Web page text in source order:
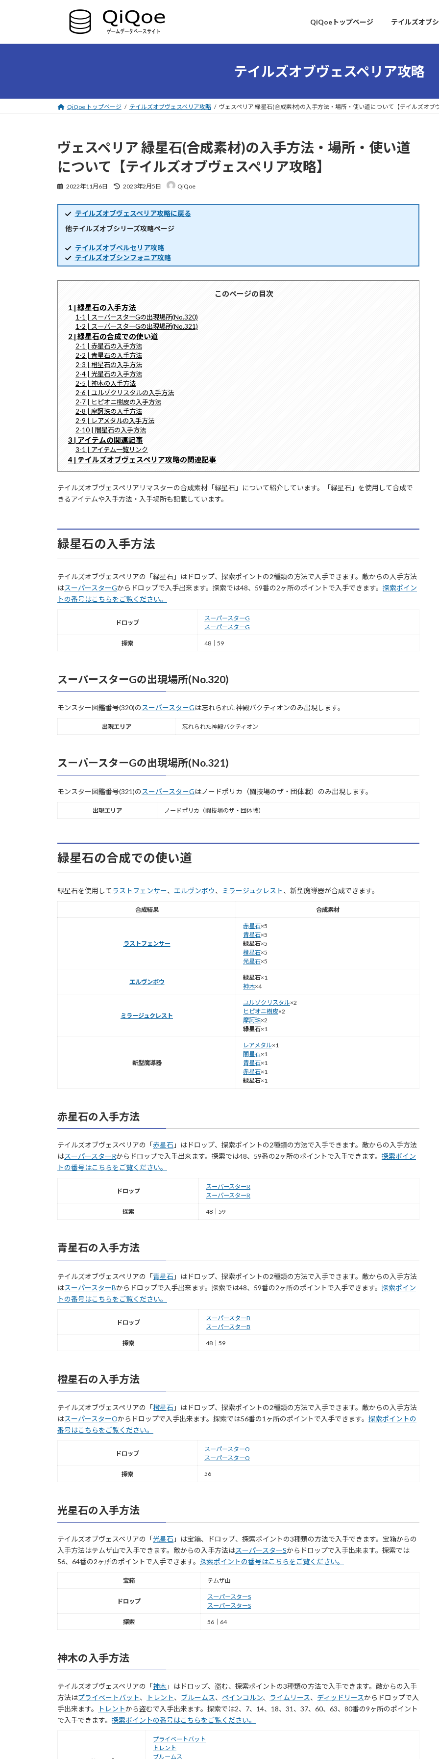
ツ
シ
QiQoeトップページ テイルズオブ
テイルズオブヴェスペリア攻略
QiQoe トップページ テイルズオブヴェスペリア攻略 ヴェスペリア 緑星石(合成素材)の入手方法・場所・使い道について【テイルズオブ
ヴェスペリア 緑星石(合成素材)の入手方法・場所・使い道
について【テイルズオブヴェスペリア攻略】
2022年11月6日
最
新
日
時
2023年2月5日 QiQoe
テイルズオブヴェスペリア攻略に戻る
他テイルズオブシリーズ攻略ページ
テイルズオブベルセリア攻略
テイルズオブシンフォニア攻略
このページの目次
1 | 緑星石の入手方法
1-1 | スーパースターGの出現場所(No.320)
1-2 | スーパースターGの出現場所(No.321)
2 | 緑星石の合成での使い道
2-1 | 赤星石の入手方法
2-2 | 青星石の入手方法
2-3 | 橙星石の入手方法
2-4 | 光星石の入手方法
2-5 | 神木の入手方法
2-6 | ユルゾクリスタルの入手方法
2-7 | ヒピオニ樹皮の入手方法
2-8 | 摩訶珠の入手方法
2-9 | レアメタルの入手方法
2-10 | 闇星石の入手方法
3 | アイテムの関連記事
3-1 | アイテム一覧リンク
4 | テイルズオブヴェスペリア攻略の関連記事
テイルズオブヴェスペリアリマスターの合成素材「緑星石」について紹介しています。「緑星石」を使用して合成で
きるアイテムや入手方法・入手場所も記載しています。
緑星石の入手方法
テイルズオブヴェスペリアの「緑星石」はドロップ、探索ポイントの2種類の方法で入手できます。敵からの入手方法
はスーパースターGからドロップで入手出来ます。探索では48、59番の2ヶ所のポイントで入手できます。 探索ポイン
トの番号はこちらをご覧ください。
ドロップ
スーパースターG
スーパースターG
探索 48｜59
スーパースターGの出現場所(No.320)
モンスター図鑑番号(320)のスーパースターGは忘れられた神殿バクティオンのみ出現します。
出現エリア 忘れられた神殿バクティオン
スーパースターGの出現場所(No.321)
モンスター図鑑番号(321)のスーパースターGはノードポリカ（闘技場のザ・団体戦）のみ出現します。
出現エリア ノードポリカ（闘技場のザ・団体戦）
緑星石の合成での使い道
緑星石を使用してラストフェンサー、 エルヴンボウ、 ミラージュクレスト、新型魔導器が合成できます。
合成結果 合成素材
ラストフェンサー
赤星石×5
青星石×5
緑星石×5
橙星石×5
光星石×5
エルヴンボウ
緑星石×1
神木×4
ミラージュクレスト
ユルゾクリスタル×2
ヒピオニ樹皮×2
摩訶珠×2
緑星石×1
新型魔導器
レアメタル×1
闇星石×1
青星石×1
赤星石×1
緑星石×1
赤星石の入手方法
テイルズオブヴェスペリアの「赤星石 」はドロップ、探索ポイントの2種類の方法で入手できます。敵からの入手方法
はスーパースターRからドロップで入手出来ます。探索では48、59番の2ヶ所のポイントで入手できます。 探索ポイン
トの番号はこちらをご覧ください。
ドロップ
スーパースターR
スーパースターR
探索 48｜59
青星石の入手方法
テイルズオブヴェスペリアの「青星石 」はドロップ、探索ポイントの2種類の方法で入手できます。敵からの入手方法
はスーパースターBからドロップで入手出来ます。探索では48、59番の2ヶ所のポイントで入手できます。 探索ポイン
トの番号はこちらをご覧ください。
ドロップ
スーパースターB
スーパースターB
探索 48｜59
橙星石の入手方法
テイルズオブヴェスペリアの「橙星石 」はドロップ、探索ポイントの2種類の方法で入手できます。敵からの入手方法
はスーパースターOからドロップで入手出来ます。探索では56番の1ヶ所のポイントで入手できます。 探索ポイントの
番号はこちらをご覧ください。
ドロップ
スーパースターO
スーパースターO
探索 56
光星石の入手方法
テイルズオブヴェスペリアの「光星石 」は宝箱、ドロップ、探索ポイントの3種類の方法で入手できます。宝箱からの
入手方法はテムザ山で入手できます。敵からの入手方法はスーパースターSからドロップで入手出来ます。探索では
56、64番の2ヶ所のポイントで入手できます。 探索ポイントの番号はこちらをご覧ください。
宝箱 テムザ山
ドロップ
スーパースターS
スーパースターS
探索 56｜64
神木の入手方法
テイルズオブヴェスペリアの「神木 」はドロップ、盗む、探索ポイントの3種類の方法で入手できます。敵からの入手
方法はプライベートバット、 トレント、 ブルームス、 ペインコルン、 ライムリース、 ディッドリースからドロップで入
手出来ます。
トレントから盗むで入手出来ます。探索では2、7、14、18、31、37、60、63、80番の9ヶ所のポイント
で入手できます。 探索ポイントの番号はこちらをご覧ください。
プライベートバット
トレント
ブルームス